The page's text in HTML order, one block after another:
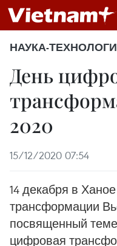
НАУКА-
День
2020
15/12/2020 07:54
14 декабря в
трансформации
посвященный
цифровая